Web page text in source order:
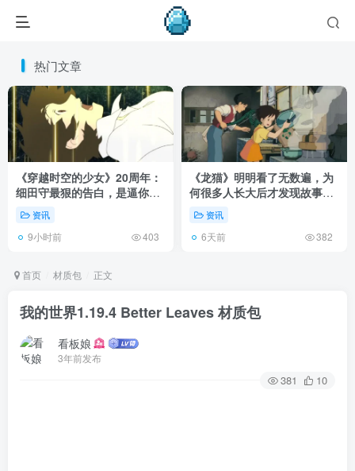
热门文章
《穿越时空的少女》20周年：
细田守最狠的告白，是逼你承
认有些夏天回不去了！
资讯
9小时前 403
《龙猫》明明看了无数遍，为
何很多人长大后才发现故事根
本不在 1988 年！
资讯
6天前 382
首页 材质包 正文
我的世界1.19.4 Better Leaves 材质包
看板娘
3年前发布
381 10